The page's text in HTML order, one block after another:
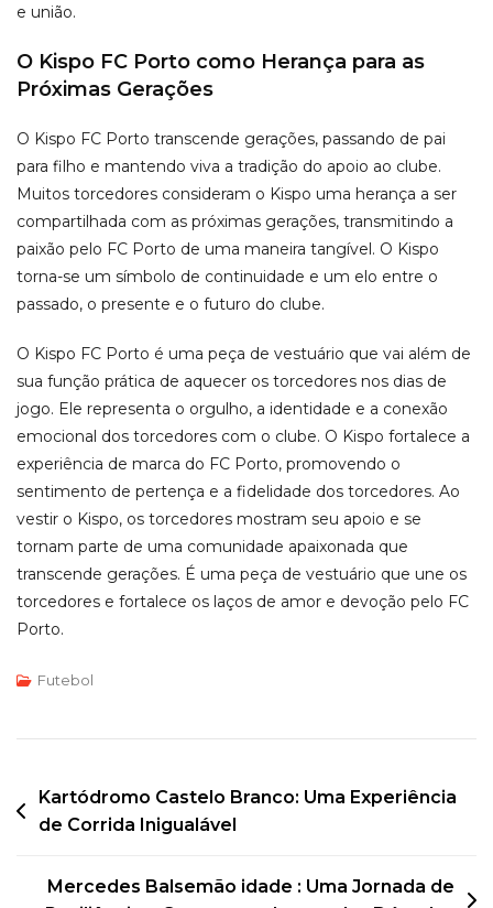
e união.
O Kispo FC Porto como Herança para as
Próximas Gerações
O Kispo FC Porto transcende gerações, passando de pai
para filho e mantendo viva a tradição do apoio ao clube.
Muitos torcedores consideram o Kispo uma herança a ser
compartilhada com as próximas gerações, transmitindo a
paixão pelo FC Porto de uma maneira tangível. O Kispo
torna-se um símbolo de continuidade e um elo entre o
passado, o presente e o futuro do clube.
O Kispo FC Porto é uma peça de vestuário que vai além de
sua função prática de aquecer os torcedores nos dias de
jogo. Ele representa o orgulho, a identidade e a conexão
emocional dos torcedores com o clube. O Kispo fortalece a
experiência de marca do FC Porto, promovendo o
sentimento de pertença e a fidelidade dos torcedores. Ao
vestir o Kispo, os torcedores mostram seu apoio e se
tornam parte de uma comunidade apaixonada que
transcende gerações. É uma peça de vestuário que une os
torcedores e fortalece os laços de amor e devoção pelo FC
Porto.
Futebol
Post
navigation
Kartódromo Castelo Branco: Uma Experiência
de Corrida Inigualável
Mercedes Balsemão idade : Uma Jornada de